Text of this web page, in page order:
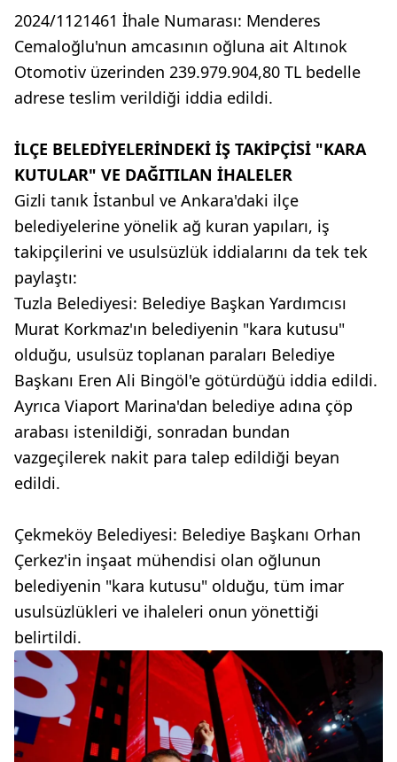
2024/1121461 İhale Numarası: Menderes
Cemaloğlu'nun amcasının oğluna ait Altınok
Otomotiv üzerinden 239.979.904,80 TL bedelle
adrese teslim verildiği iddia edildi.
İLÇE BELEDİYELERİNDEKİ İŞ TAKİPÇİSİ "KARA
KUTULAR" VE DAĞITILAN İHALELER
Gizli tanık İstanbul ve Ankara'daki ilçe
belediyelerine yönelik ağ kuran yapıları, iş
takipçilerini ve usulsüzlük iddialarını da tek tek
paylaştı:
Tuzla Belediyesi: Belediye Başkan Yardımcısı
Murat Korkmaz'ın belediyenin "kara kutusu"
olduğu, usulsüz toplanan paraları Belediye
Başkanı Eren Ali Bingöl'e götürdüğü iddia edildi.
Ayrıca Viaport Marina'dan belediye adına çöp
arabası istenildiği, sonradan bundan
vazgeçilerek nakit para talep edildiği beyan
edildi.
Çekmeköy Belediyesi: Belediye Başkanı Orhan
Çerkez'in inşaat mühendisi olan oğlunun
belediyenin "kara kutusu" olduğu, tüm imar
usulsüzlükleri ve ihaleleri onun yönettiği
belirtildi.